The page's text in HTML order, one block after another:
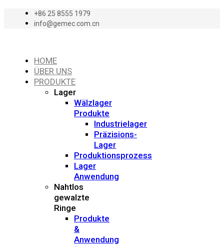
+86 25 8555 1979
info@gemec.com.cn
HOME
ÜBER UNS
PRODUKTE
Lager
Wälzlager
Produkte
Industrielager
Präzisions-
Lager
Produktionsprozess
Lager
Anwendung
Nahtlos
gewalzte
Ringe
Produkte
&
Anwendung